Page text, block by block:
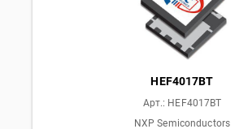
HEF4017BT
Арт.: HEF4017BT
NXP Semiconductors